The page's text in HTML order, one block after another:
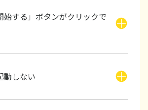
始する」ボタンがクリックで
動しない